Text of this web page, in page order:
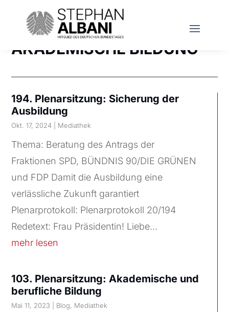
AKADEMISCHE BILDUNG
194. Plenarsitzung: Sicherung der
Ausbildung
Okt. 17, 2024 Mediathek
Thema: Beratung des Antrags der
Fraktionen SPD, BÜNDNIS 90/DIE GRÜNEN
und FDP Damit die Ausbildung eine
verlässliche Zukunft garantiert
Plenarprotokoll: Plenarprotokoll 20/194
Redetext: Frau Präsidentin! Liebe...
mehr lesen
103. Plenarsitzung: Akademische und
berufliche Bildung
Mai 11, 2023 Blog, Mediathek